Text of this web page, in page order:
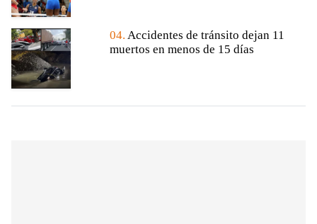
04. Accidentes de tránsito dejan 11
muertos en menos de 15 días